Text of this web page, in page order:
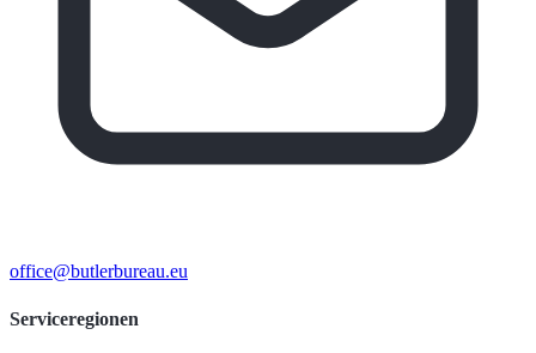
office@butlerbureau.eu
Serviceregionen